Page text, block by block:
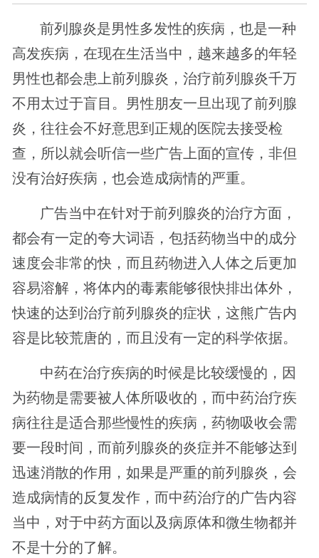
前列腺炎是男性多发性的疾病，也是一种
高发疾病，在现在生活当中，越来越多的年轻
男性也都会患上前列腺炎，治疗前列腺炎千万
不用太过于盲目。男性朋友一旦出现了前列腺
炎，往往会不好意思到正规的医院去接受检
查，所以就会听信一些广告上面的宣传，非但
没有治好疾病，也会造成病情的严重。
广告当中在针对于前列腺炎的治疗方面，
都会有一定的夸大词语，包括药物当中的成分
速度会非常的快，而且药物进入人体之后更加
容易溶解，将体内的毒素能够很快排出体外，
快速的达到治疗前列腺炎的症状，这熊广告内
容是比较荒唐的，而且没有一定的科学依据。
中药在治疗疾病的时候是比较缓慢的，因
为药物是需要被人体所吸收的，而中药治疗疾
病往往是适合那些慢性的疾病，药物吸收会需
要一段时间，而前列腺炎的炎症并不能够达到
迅速消散的作用，如果是严重的前列腺炎，会
造成病情的反复发作，而中药治疗的广告内容
当中，对于中药方面以及病原体和微生物都并
不是十分的了解。